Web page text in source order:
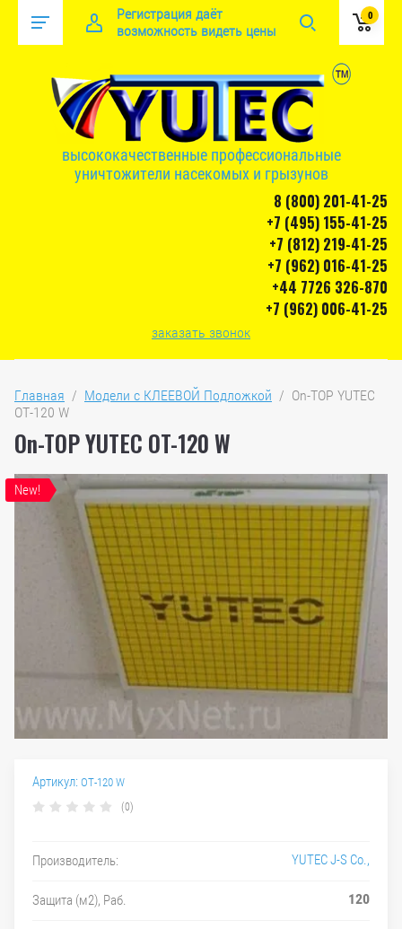
Регистрация даёт
возможность видеть цены
0
высококачественные профессиональные
уничтожители насекомых и грызунов
8 (800) 201-41-25
+7 (495) 155-41-25
+7 (812) 219-41-25
+7 (962) 016-41-25
+44 7726 326-870
+7 (962) 006-41-25
заказать звонок
Главная
  /
Модели с КЛЕЕВОЙ Подложкой
  /  On-TOP YUTEC
OT-120 W
On-TOP YUTEC OT-120 W
New!
Артикул: OT-120 W
(0)
Производитель: YUTEC J-S Co.,
Защита (м2), Раб. 120